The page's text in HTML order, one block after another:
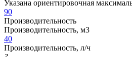
Указана ориентировочная
90
Производительность
Производительность, м3
40
Производительность, л/ч